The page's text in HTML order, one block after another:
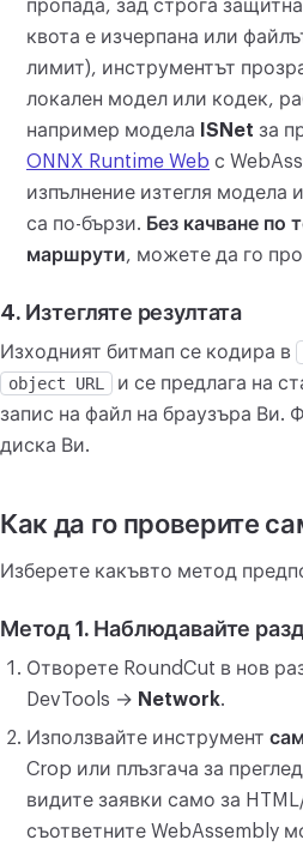
пропада, зад строга
квота е изчерпана или
лимит), инструментът
локален модел или кодек,
например модела
ISNet за
ONNX Runtime Web с
изпълнение изтегля модела
са по-бързи. Без качване по
маршрути, можете да го
4. Изтегляте резултата
Изходният битмап се кодира в
object URL
и се предлага на
запис на файл на браузъра Ви.
диска Ви.
Как да го проверите
Изберете какъвто метод
Метод 1. Наблюдавайте
Отворете RoundCut в нов
DevTools → Network.
Използвайте инструмент
Crop или плъзгача за
видите заявки само за
съответните WebAssembly